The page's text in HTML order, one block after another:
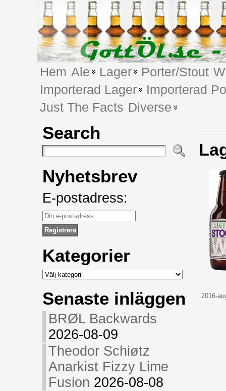
Hem Ale Lager Porter/Stout
Importerad Lager
Importerad
Just The Facts Diverse
Search
Nyhetsbrev
E-postadress:
Kategorier
Kategorier
Senaste inläggen
BRØL Backwards
2026-08-09
Theodor Schiøtz
Anarkist Fizzy Lime
Fusion 2026-08-08
2016-